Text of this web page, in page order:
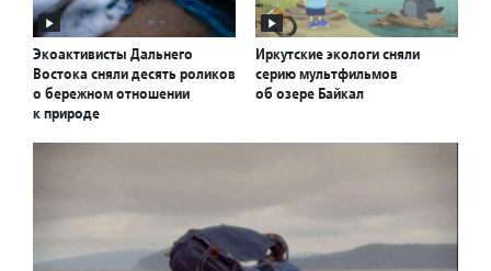
Экоактивисты Дальнего
Востока сняли десять роликов
о бережном отношении
к природе
Иркутские экологи сняли
серию мультфильмов
об озере Байкал